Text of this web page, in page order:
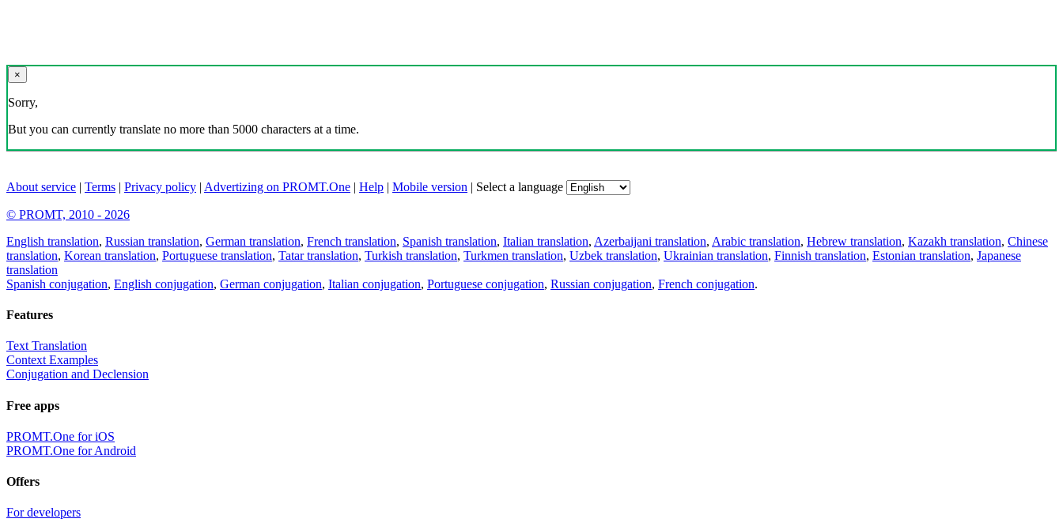
×
Sorry,
But you can currently translate no more than 5000 characters at a time.
About service | Terms | Privacy policy | Advertizing on PROMT.One | Help | Mobile version | Select a language
© PROMT, 2010 - 2026
English translation, Russian translation, German translation, French translation, Spanish translation, Italian translation, Azerbaijani translation, Arabic translation, Hebrew translation, Kazakh translation, Chinese
translation, Korean translation, Portuguese translation, Tatar translation, Turkish translation, Turkmen translation, Uzbek translation, Ukrainian translation, Finnish translation, Estonian translation, Japanese
translation
Spanish conjugation, English conjugation, German conjugation, Italian conjugation, Portuguese conjugation, Russian conjugation, French conjugation.
Features
Text Translation
Context Examples
Conjugation and Declension
Free apps
PROMT.One for iOS
PROMT.One for Android
Offers
For developers